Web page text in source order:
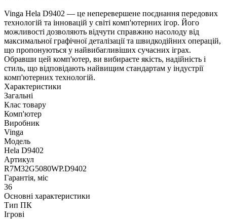
Vinga Hela D9402 — це неперевершене поєднання передових
технологій та інновацій у світі комп'ютерних ігор. Його
можливості дозволяють відчути справжню насолоду від
максимальної графічної деталізації та швидкодійних операцій,
що пропонуються у найвибагливіших сучасних іграх.
Обравши цей комп'ютер, ви вибираєте якість, надійність і
стиль, що відповідають найвищим стандартам у індустрії
комп'ютерних технологій.
Характеристики
Загальні
Клас товару
Комп'ютер
Виробник
Vinga
Модель
Hela D9402
Артикул
R7M32G5080WP.D9402
Гарантія, міс
36
Основні характеристики
Тип ПК
Ігрові